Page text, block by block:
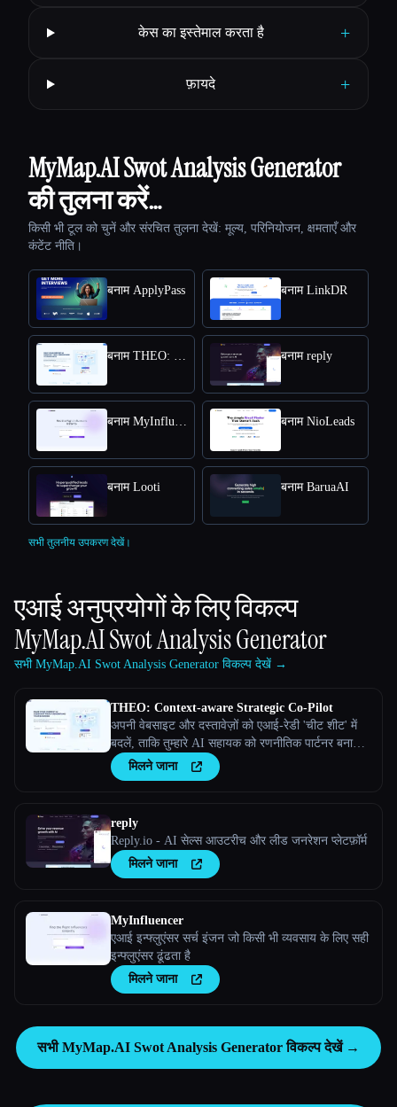
केस का इस्तेमाल करता है +
फ़ायदे +
MyMap.AI Swot Analysis Generator
की तुलना करें…
किसी भी टूल को चुनें और संरचित तुलना देखें: मूल्य, परिनियोजन, क्षमताएँ और
कंटेंट नीति।
बनाम ApplyPass बनाम LinkDR
बनाम THEO: Context-aware Strategic Co-Pilot बनाम reply
बनाम MyInfluencer बनाम NioLeads
बनाम Looti बनाम BaruaAI
सभी तुलनीय उपकरण देखें।
एआई अनुप्रयोगों के लिए विकल्प
MyMap.AI Swot Analysis Generator
सभी MyMap.AI Swot Analysis Generator विकल्प देखें →
THEO: Context-aware Strategic Co-Pilot
अपनी वेबसाइट और दस्तावेज़ों को एआई-रेडी 'चीट शीट' में
बदलें, ताकि तुम्हारे AI सहायक को रणनीतिक पार्टनर बनाया
जा सकेमिलने जाना
reply
Reply.io - AI सेल्स आउटरीच और लीड जनरेशन प्लेटफ़ॉर्म
मिलने जाना
MyInfluencer
एआई इन्फ्लुएंसर सर्च इंजन जो किसी भी व्यवसाय के लिए सही
इन्फ्लुएंसर ढूंढता है
मिलने जाना
सभी MyMap.AI Swot Analysis Generator विकल्प देखें →